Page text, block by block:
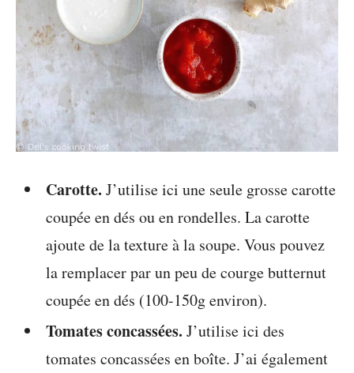
Carotte. J’utilise ici une seule grosse carotte
coupée en dés ou en rondelles. La carotte
ajoute de la texture à la soupe. Vous pouvez
la remplacer par un peu de courge butternut
coupée en dés (100-150g environ).
Tomates concassées. J’utilise ici des
tomates concassées en boîte. J’ai également